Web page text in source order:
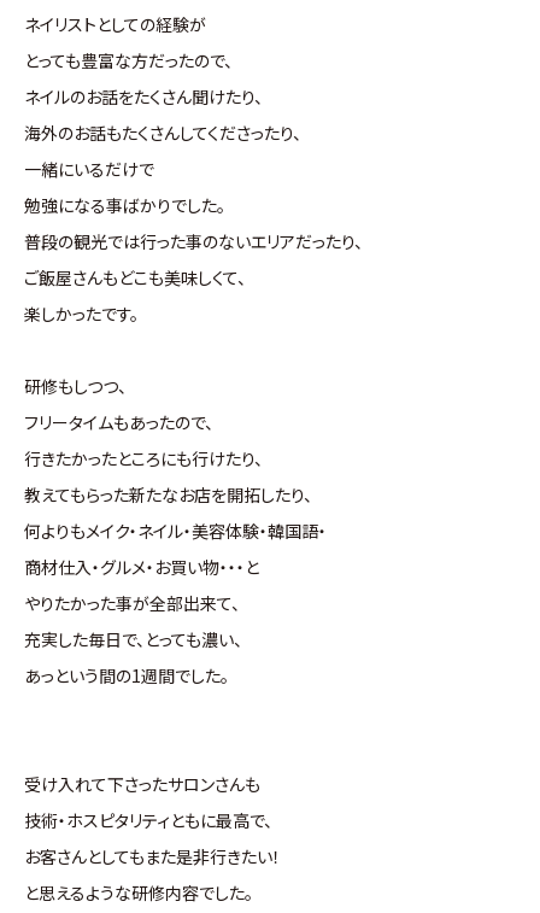
ネイリストとしての経験が
とっても豊富な方だったので、
ネイルのお話をたくさん聞けたり、
海外のお話もたくさんしてくださったり、
一緒にいるだけで
勉強になる事ばかりでした。
普段の観光では行った事のないエリアだったり、
ご飯屋さんもどこも美味しくて、
楽しかったです。
研修もしつつ、
フリータイムもあったので、
行きたかったところにも行けたり、
教えてもらった新たなお店を開拓したり、
何よりもメイク・ネイル・美容体験・韓国語・
商材仕入・グルメ・お買い物・・・と
やりたかった事が全部出来て、
充実した毎日で、とっても濃い、
あっという間の1週間でした。
受け入れて下さったサロンさんも
技術・ホスピタリティともに最高で、
お客さんとしてもまた是非行きたい！
と思えるような研修内容でした。